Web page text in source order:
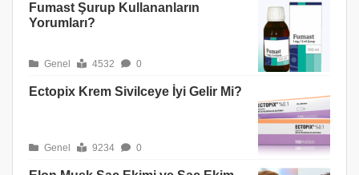
Fumast Şurup Kullananların
Yorumları?
Genel 4532 0
Ectopix Krem Sivilceye İyi Gelir Mi?
Genel 9234 0